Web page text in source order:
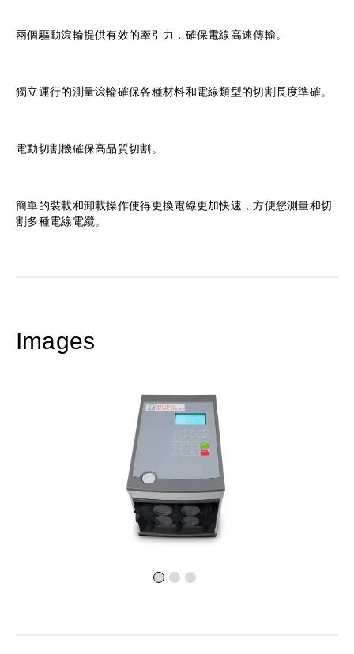
兩個驅動滾輪提供有效的牽引力，確保電線高速傳輸。
獨立運行的測量滾輪確保各種材料和電線類型的切割長度準確。
電動切割機確保高品質切割。
簡單的裝載和卸載操作使得更換電線更加快速，方便您測量和切
割多種電線電纜。
Images